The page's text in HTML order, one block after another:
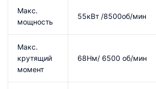
Макс.
мощность
55кВт /8500об/мин
Макс.
крутящий
момент
68Нм/ 6500 об/мин